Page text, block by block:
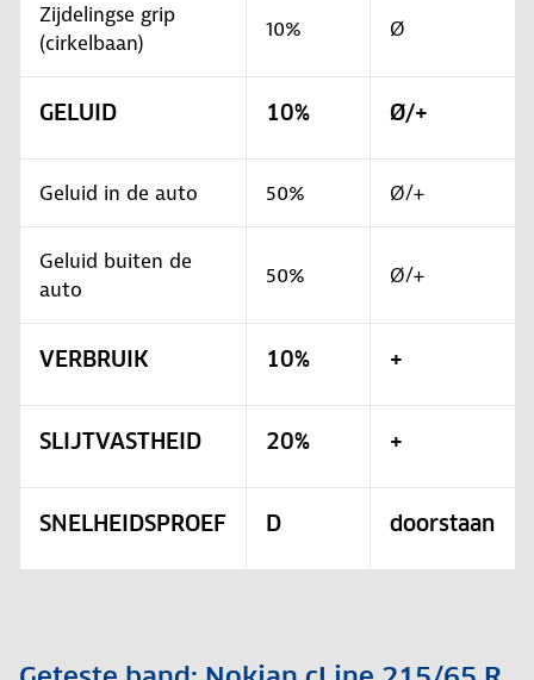
Zijdelingse grip
(cirkelbaan)
10% Ø
GELUID 10% Ø/+
Geluid in de auto 50% Ø/+
Geluid buiten de
auto
50% Ø/+
VERBRUIK 10% +
SLIJTVASTHEID 20% +
SNELHEIDSPROEF D doorstaan